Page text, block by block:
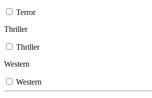
Terror
Thriller
Thriller
Western
Western